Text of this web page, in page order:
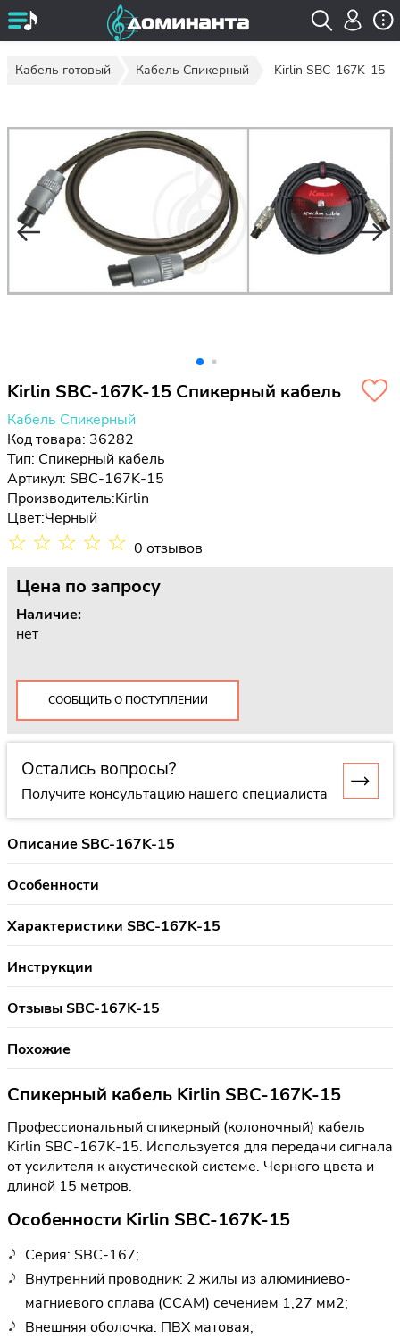
Кабель готовый Кабель Спикерный Kirlin SBC-167K-15
Kirlin SBC-167K-15 Спикерный кабель
Кабель Спикерный
Код товара: 36282
Тип: Спикерный кабель
Артикул: SBC-167K-15
Производитель:Kirlin
Цвет:Черный
☆ ☆ ☆ ☆ ☆ 0 отзывов
Цена по запросу
Наличие:
нет
СООБЩИТЬ О ПОСТУПЛЕНИИ
Остались вопросы?
Получите консультацию нашего специалиста
Описание SBC-167K-15
Особенности
Характеристики SBC-167K-15
Инструкции
Отзывы SBC-167K-15
Похожие
Спикерный кабель Kirlin SBC-167K-15
Профессиональный спикерный (колоночный) кабель
Kirlin SBC-167K-15. Используется для передачи сигнала
от усилителя к акустической системе. Черного цвета и
длиной 15 метров.
Особенности Kirlin SBC-167K-15
Серия: SBC-167;
Внутренний проводник: 2 жилы из алюминиево-
магниевого сплава (CCAM) сечением 1,27 мм2;
Внешняя оболочка: ПВХ матовая;